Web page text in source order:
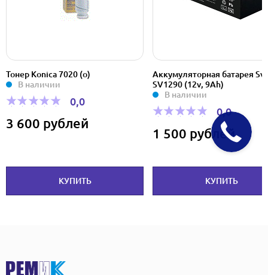
Тонер Konica 7020 (о)
В наличии
0,0
3 600 рублей
КУПИТЬ
Аккумуляторная батарея
SV1290 (12v, 9Ah)
В наличии
0,0
1 500 рублей
КУПИТЬ